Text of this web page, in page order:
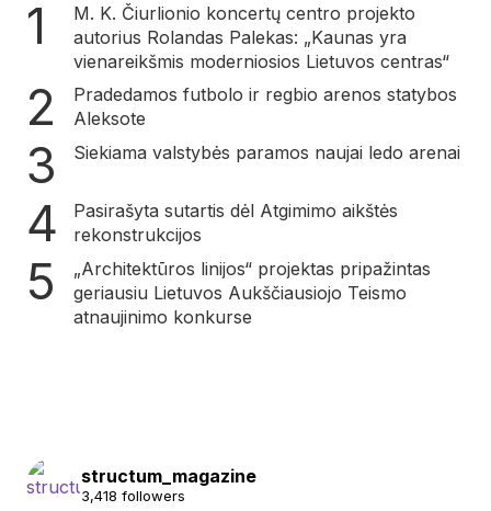
M. K. Čiurlionio koncertų centro projekto
autorius Rolandas Palekas: „Kaunas yra
vienareikšmis moderniosios Lietuvos centras“
Pradedamos futbolo ir regbio arenos statybos
Aleksote
Siekiama valstybės paramos naujai ledo arenai
Pasirašyta sutartis dėl Atgimimo aikštės
rekonstrukcijos
„Architektūros linijos“ projektas pripažintas
geriausiu Lietuvos Aukščiausiojo Teismo
atnaujinimo konkurse
structum_magazine
3,418 followers